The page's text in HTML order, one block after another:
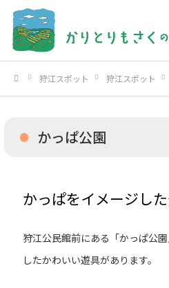
狩江スポット 狩江スポット
かっぱ公園
かっぱをイメージし
狩江公民館前にある「かっぱ公
したかわいい遊具があります。